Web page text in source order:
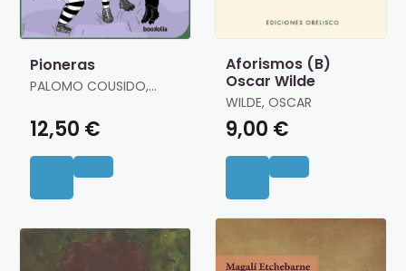
Pioneras
PALOMO COUSIDO,
12,50 €
Aforismos (B)
Oscar Wilde
WILDE, OSCAR
9,00 €